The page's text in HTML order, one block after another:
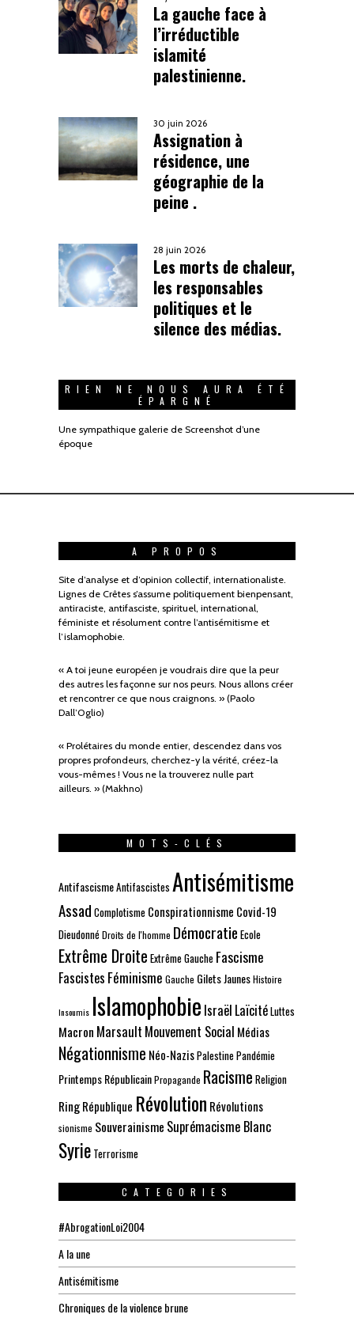
La gauche face à
l’irréductible
islamité
palestinienne.
30 juin 2026
Assignation à
résidence, une
géographie de la
peine .
28 juin 2026
Les morts de chaleur,
les responsables
politiques et le
silence des médias.
RIEN NE NOUS AURA ÉTÉ
ÉPARGNÉ
Une sympathique galerie de Screenshot d’une
époque
A PROPOS
Site d’analyse et d’opinion collectif, internationaliste.
Lignes de Crêtes s’assume politiquement bienpensant,
antiraciste, antifasciste, spirituel, international,
féministe et résolument contre l’antisémitisme et
l’islamophobie.
« A toi jeune européen je voudrais dire que la peur
des autres les façonne sur nos peurs. Nous allons créer
et rencontrer ce que nous craignons. » (Paolo
Dall’Oglio)
« Prolétaires du monde entier, descendez dans vos
propres profondeurs, cherchez-y la vérité, créez-la
vous-mêmes ! Vous ne la trouverez nulle part
ailleurs. » (Makhno)
MOTS-CLÉS
AntifascismeAntifascistes Antisémitisme
Assad Complotisme Conspirationnisme Covid-19
DieudonnéDroits de l'homme Démocratie Ecole
Extrême Droite Extrême Gauche Fascisme
Fascistes Féminisme Gauche Gilets JaunesHistoire
Insoumis Islamophobie Israël LaïcitéLuttes
Macron Marsault Mouvement Social Médias
Négationnisme Néo-NazisPalestinePandémie
Printemps RépublicainPropagande Racisme Religion
RingRépublique Révolution Révolutions
sionisme Souverainisme Suprémacisme Blanc
Syrie Terrorisme
CATEGORIES
#AbrogationLoi2004
A la une
Antisémitisme
Chroniques de la violence brune